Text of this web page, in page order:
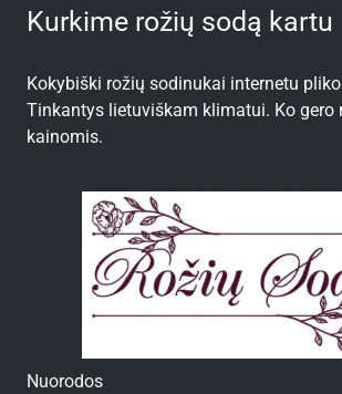
Kurkime rožių sodą kartu
Kokybiški rožių sodinukai internetu
Tinkantys lietuviškam klimatui. Ko gero
kainomis.
Nuorodos